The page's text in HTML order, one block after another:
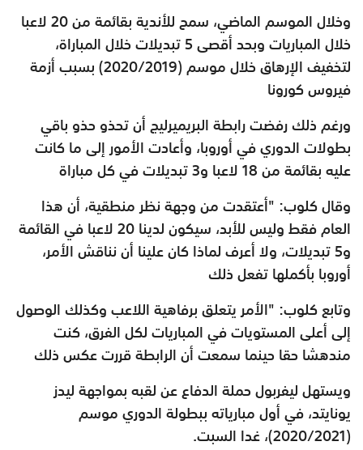
وخلال الموسم الماضي، سمح للأندية بقائمة من 20 لاعبا
خلال المباريات وبحد أقصى 5 تبديلات خلال المباراة،
لتخفيف الإرهاق خلال موسم (2020/2019) بسبب أزمة
فيروس كورونا
ورغم ذلك رفضت رابطة البريميرليج أن تحذو حذو باقي
بطولات الدوري في أوروبا، وأعادت الأمور إلى ما كانت
عليه بقائمة من 18 لاعبا و3 تبديلات في كل مباراة
وقال كلوب: "أعتقدت من وجهة نظر منطقية، أن هذا
العام فقط وليس للأبد، سيكون لدينا 20 لاعبا في القائمة
و5 تبديلات، ولا أعرف لماذا كان علينا أن نناقش الأمر،
أوروبا بأكملها تفعل ذلك
وتابع كلوب: "الأمر يتعلق برفاهية اللاعب وكذلك الوصول
إلى أعلى المستويات في المباريات لكل الفرق، كنت
مندهشا حقا حينما سمعت أن الرابطة قررت عكس ذلك
ويستهل ليفربول حملة الدفاع عن لقبه بمواجهة ليدز
يونايتد، في أول مبارياته ببطولة الدوري موسم
(2020/2021)، غدا السبت.